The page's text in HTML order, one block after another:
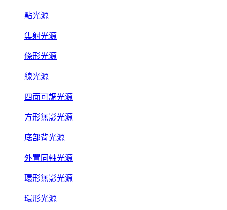
點光源
集射光源
條形光源
線光源
四面可調光源
方形無影光源
底部背光源
外置同軸光源
環形無影光源
環形光源